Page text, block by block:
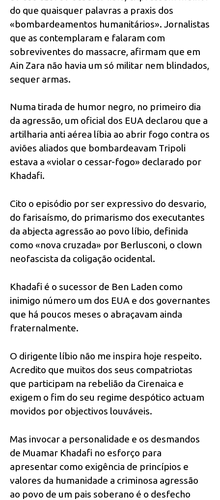
do que quaisquer palavras a praxis dos
«bombardeamentos humanitários». Jornalistas
que as contemplaram e falaram com
sobreviventes do massacre, afirmam que em
Ain Zara não havia um só militar nem blindados,
sequer armas.
Numa tirada de humor negro, no primeiro dia
da agressão, um oficial dos EUA declarou que a
artilharia anti aérea líbia ao abrir fogo contra os
aviões aliados que bombardeavam Tripoli
estava a «violar o cessar-fogo» declarado por
Khadafi.
Cito o episódio por ser expressivo do desvario,
do farisaísmo, do primarismo dos executantes
da abjecta agressão ao povo líbio, definida
como «nova cruzada» por Berlusconi, o clown
neofascista da coligação ocidental.
Khadafi é o sucessor de Ben Laden como
inimigo número um dos EUA e dos governantes
que há poucos meses o abraçavam ainda
fraternalmente.
O dirigente líbio não me inspira hoje respeito.
Acredito que muitos dos seus compatriotas
que participam na rebelião da Cirenaica e
exigem o fim do seu regime despótico actuam
movidos por objectivos louváveis.
Mas invocar a personalidade e os desmandos
de Muamar Khadafi no esforço para
apresentar como exigência de princípios e
valores da humanidade a criminosa agressão
ao povo de um pais soberano é o desfecho